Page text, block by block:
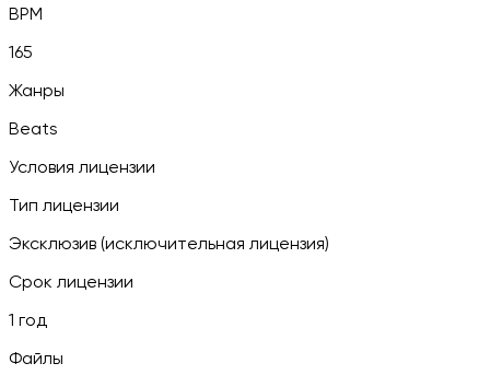
BPM
165
Жанры
Beats
Условия лицензии
Тип лицензии
Эксклюзив (исключительная лицензия)
Срок лицензии
1 год
Файлы